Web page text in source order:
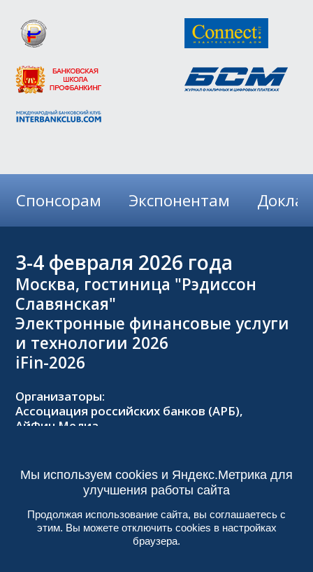
Спонсорам Экспонентам
3-4 февраля 2026 года
Москва, гостиница "Рэдиссон
Славянская"
Электронные финансовые услуги
и технологии 2026
iFin-2026
Организаторы:
Ассоциация российских банков (АРБ),
АйФин Медиа
Тел.: +7 (495) 229-8502, 2026@forumifin.ru
© 2013-2024, ООО «АйФин Медиа»
Пользовательское соглашение
Мы используем cookies и Яндекс.Метрика для
улучшения работы сайта
Продолжая использование сайта, вы соглашаетесь с
этим. Вы можете отключить cookies в настройках
браузера.